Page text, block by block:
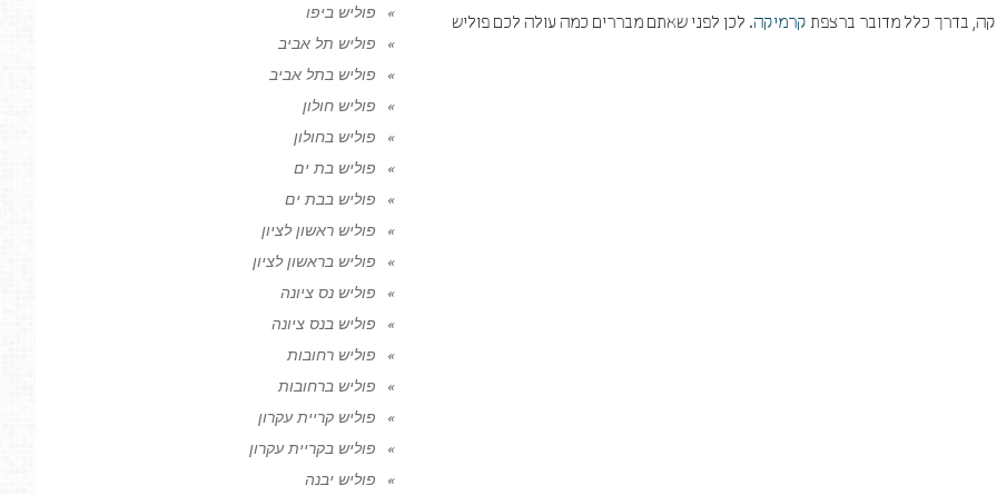
בדרך כלל מדובר ברצפת קרמיקה. לכן לפני שאתם מבררים כמה עולה לכם פוליש
פוליש ביפו
פוליש תל אביב
פוליש בתל אביב
פוליש חולון
פוליש בחולון
פוליש בת ים
פוליש בבת ים
פוליש ראשון לציון
פוליש בראשון לציון
פוליש נס ציונה
פוליש בנס ציונה
פוליש רחובות
פוליש ברחובות
פוליש קריית עקרון
פוליש בקריית עקרון
פוליש יבנה